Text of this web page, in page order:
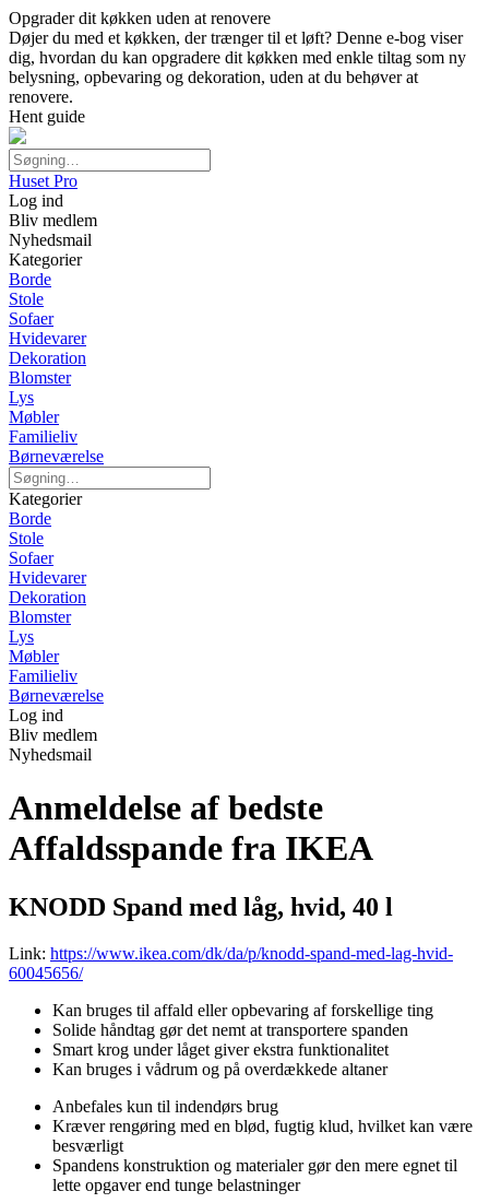
Opgrader dit køkken uden at renovere
Døjer du med et køkken, der trænger til et løft? Denne e-bog viser
dig, hvordan du kan opgradere dit køkken med enkle tiltag som ny
belysning, opbevaring og dekoration, uden at du behøver at
renovere.
Hent guide
Huset Pro
Log ind
Bliv medlem
Nyhedsmail
Kategorier
Borde
Stole
Sofaer
Hvidevarer
Dekoration
Blomster
Lys
Møbler
Familieliv
Børneværelse
Kategorier
Borde
Stole
Sofaer
Hvidevarer
Dekoration
Blomster
Lys
Møbler
Familieliv
Børneværelse
Log ind
Bliv medlem
Nyhedsmail
Anmeldelse af bedste
Affaldsspande fra IKEA
KNODD Spand med låg, hvid, 40 l
Link: https://www.ikea.com/dk/da/p/knodd-spand-med-lag-hvid-
60045656/
Kan bruges til affald eller opbevaring af forskellige ting
Solide håndtag gør det nemt at transportere spanden
Smart krog under låget giver ekstra funktionalitet
Kan bruges i vådrum og på overdækkede altaner
Anbefales kun til indendørs brug
Kræver rengøring med en blød, fugtig klud, hvilket kan være
besværligt
Spandens konstruktion og materialer gør den mere egnet til
lette opgaver end tunge belastninger